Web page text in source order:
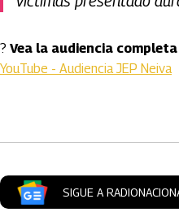
? Vea la audiencia
YouTube - Audiencia JEP Neiva
SIGUE A